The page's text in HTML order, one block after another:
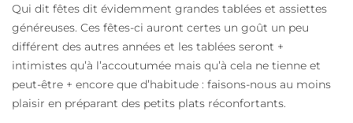
Qui dit fêtes dit évidemment grandes tablées et assiettes
généreuses. Ces fêtes-ci auront certes un goût un peu
différent des autres années et les tablées seront +
intimistes qu’à l’accoutumée mais qu’à cela ne tienne et
peut-être + encore que d’habitude : faisons-nous au moins
plaisir en préparant des petits plats réconfortants.